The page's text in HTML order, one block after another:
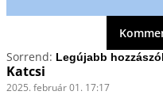
Sorrend:
Katcsi
2025. február 01. 17:17